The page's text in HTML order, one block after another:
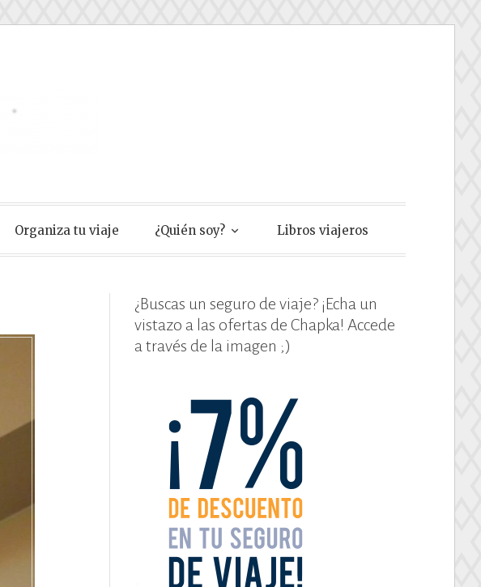
Organiza tu viaje ¿Quién soy? Libros viajeros
¿Buscas un seguro de viaje? ¡Echa un
vistazo a las ofertas de Chapka! Accede
a través de la imagen ;)